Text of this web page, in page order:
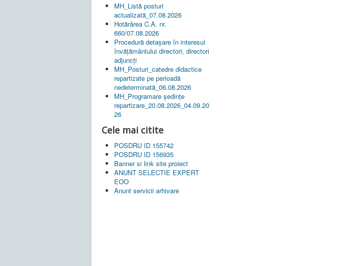
MH_Listă posturi
actualizată_07.08.2026
Hotărârea C.A. nr.
660/07.08.2026
Procedură detașare în interesul
învățământului directori, directori
adjuncți
MH_Posturi_catedre didactice
repartizate pe perioadă
nedeterminată_06.08.2026
MH_Programare ședințe
repartizare_20.08.2026_04.09.20
26
Cele mai citite
POSDRU ID 155742
POSDRU ID 156935
Banner si link site proiect
ANUNT SELECTIE EXPERT
EOO
Anunt servicii arhivare